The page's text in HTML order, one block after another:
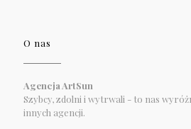
O nas
Agencja ArtSun
Szybcy, zdolni i wytrwali - to nas
innych agencji.